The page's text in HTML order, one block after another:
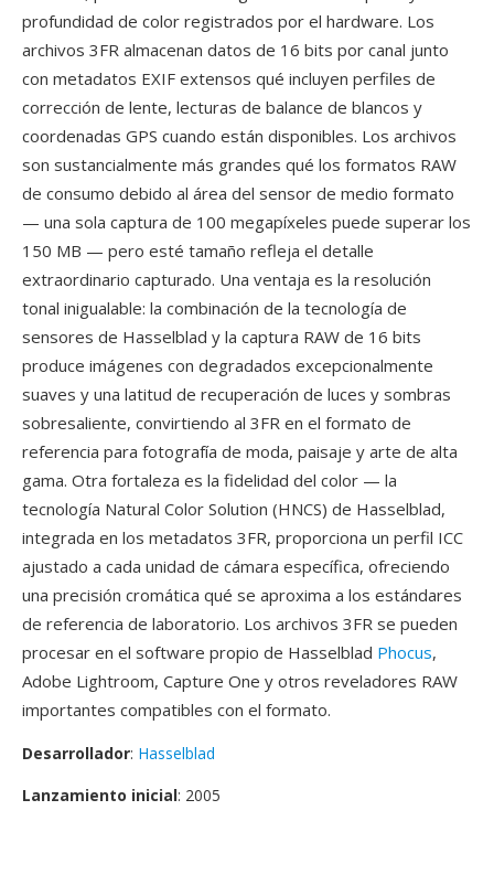
profundidad de color registrados por el hardware. Los
archivos 3FR almacenan datos de 16 bits por canal junto
con metadatos EXIF extensos qué incluyen perfiles de
corrección de lente, lecturas de balance de blancos y
coordenadas GPS cuando están disponibles. Los archivos
son sustancialmente más grandes qué los formatos RAW
de consumo debido al área del sensor de medio formato
— una sola captura de 100 megapíxeles puede superar los
150 MB — pero esté tamaño refleja el detalle
extraordinario capturado. Una ventaja es la resolución
tonal inigualable: la combinación de la tecnología de
sensores de Hasselblad y la captura RAW de 16 bits
produce imágenes con degradados excepcionalmente
suaves y una latitud de recuperación de luces y sombras
sobresaliente, convirtiendo al 3FR en el formato de
referencia para fotografía de moda, paisaje y arte de alta
gama. Otra fortaleza es la fidelidad del color — la
tecnología Natural Color Solution (HNCS) de Hasselblad,
integrada en los metadatos 3FR, proporciona un perfil ICC
ajustado a cada unidad de cámara específica, ofreciendo
una precisión cromática qué se aproxima a los estándares
de referencia de laboratorio. Los archivos 3FR se pueden
procesar en el software propio de Hasselblad Phocus,
Adobe Lightroom, Capture One y otros reveladores RAW
importantes compatibles con el formato.
Desarrollador: Hasselblad
Lanzamiento inicial: 2005